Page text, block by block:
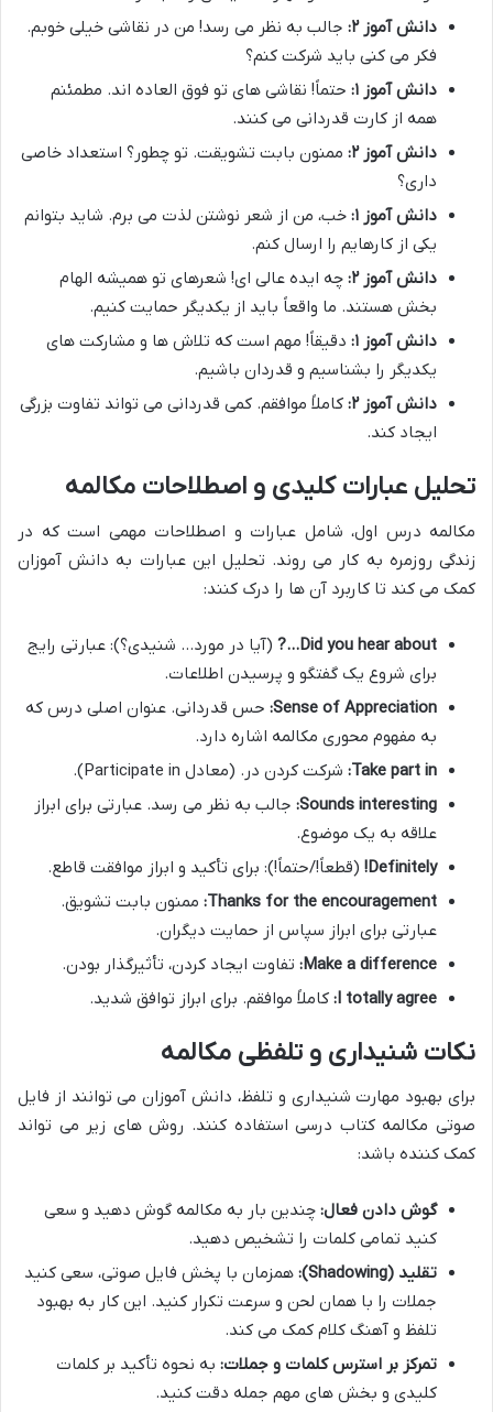
دانش آموز ۲:
جالب به نظر می رسد! من در نقاشی خیلی خوبم.
فکر می کنی باید شرکت کنم؟
دانش آموز ۱:
حتماً! نقاشی های تو فوق العاده اند. مطمئنم
همه از کارت قدردانی می کنند.
دانش آموز ۲:
ممنون بابت تشویقت. تو چطور؟ استعداد خاصی
داری؟
دانش آموز ۱:
خب، من از شعر نوشتن لذت می برم. شاید بتوانم
یکی از کارهایم را ارسال کنم.
دانش آموز ۲:
چه ایده عالی ای! شعرهای تو همیشه الهام
بخش هستند. ما واقعاً باید از یکدیگر حمایت کنیم.
دانش آموز ۱:
دقیقاً! مهم است که تلاش ها و مشارکت های
یکدیگر را بشناسیم و قدردان باشیم.
دانش آموز ۲:
کاملاً موافقم. کمی قدردانی می تواند تفاوت بزرگی
ایجاد کند.
تحلیل عبارات کلیدی و اصطلاحات مکالمه
مکالمه درس اول، شامل عبارات و اصطلاحات مهمی است که در
زندگی روزمره به کار می روند. تحلیل این عبارات به دانش آموزان
کمک می کند تا کاربرد آن ها را درک کنند:
Did you hear about…?
(آیا در مورد… شنیدی؟): عبارتی رایج
برای شروع یک گفتگو و پرسیدن اطلاعات.
Sense of Appreciation: حس قدردانی. عنوان اصلی درس که
به مفهوم محوری مکالمه اشاره دارد.
Take part in: شرکت کردن در. (معادل Participate in).
Sounds interesting: جالب به نظر می رسد. عبارتی برای ابراز
علاقه به یک موضوع.
Definitely! (قطعاً!/حتماً!): برای تأکید و ابراز موافقت قاطع.
Thanks for the encouragement: ممنون بابت تشویق.
عبارتی برای ابراز سپاس از حمایت دیگران.
Make a difference: تفاوت ایجاد کردن، تأثیرگذار بودن.
I totally agree: کاملاً موافقم. برای ابراز توافق شدید.
نکات شنیداری و تلفظی مکالمه
برای بهبود مهارت شنیداری و تلفظ، دانش آموزان می توانند از فایل
صوتی مکالمه کتاب درسی استفاده کنند. روش های زیر می تواند
کمک کننده باشد:
گوش دادن فعال: چندین بار به مکالمه گوش دهید و سعی
کنید تمامی کلمات را تشخیص دهید.
تقلید (Shadowing):
همزمان با پخش فایل صوتی، سعی کنید
جملات را با همان لحن و سرعت تکرار کنید. این کار به بهبود
تلفظ و آهنگ کلام کمک می کند.
تمرکز بر استرس کلمات و جملات: به نحوه تأکید بر کلمات
کلیدی و بخش های مهم جمله دقت کنید.